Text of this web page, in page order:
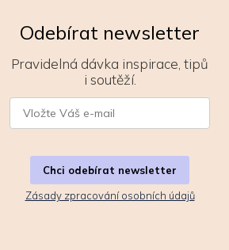
Odebírat newsletter
Pravidelná dávka inspirace, tipů
i soutěží.
Chci odebírat newsletter
Zásady zpracování osobních údajů